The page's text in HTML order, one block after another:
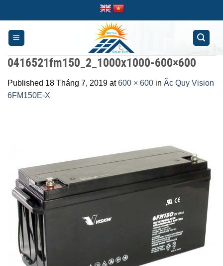
content
0416521fm150_2_1000x1000-600×600
Published 18 Tháng 7, 2019 at600 × 600 in Ắc Quy Vision
6FM150E-X